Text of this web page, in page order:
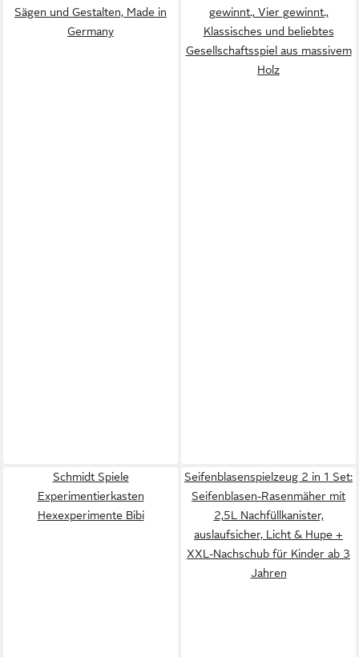
Sägen und Gestalten, Made in
Germany
gewinnt., Vier gewinnt.,
Klassisches und beliebtes
Gesellschaftsspiel aus massivem
Holz
Schmidt Spiele
Experimentierkasten
Hexexperimente Bibi
Seifenblasenspielzeug 2 in 1 Set:
Seifenblasen-Rasenmäher mit
2,5L Nachfüllkanister,
auslaufsicher, Licht & Hupe +
XXL-Nachschub für Kinder ab 3
Jahren